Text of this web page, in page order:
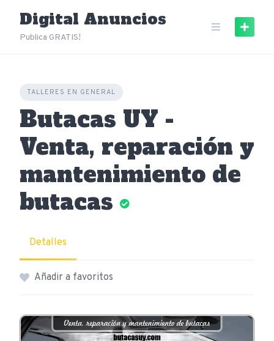
content
Digital Anuncios
Publica GRATIS!
TALLERES EN GENERAL
Butacas UY -
Venta, reparación y
mantenimiento de
butacas
Detalles
Añadir a favoritos